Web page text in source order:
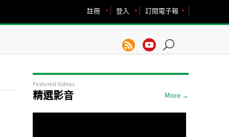
訂閱電子報
登入
註冊
Featured Videos
精選影音 More →